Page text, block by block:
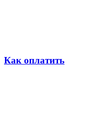
Как оплатить